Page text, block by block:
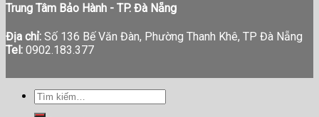
Trung Tâm Bảo Hành - TP. Đà Nẵng
Địa chỉ: Số 136 Bế Văn Đàn, Phường Thanh Khê, TP Đà Nẵng
Tel: 0902.183.377
Tìm
kiếm: